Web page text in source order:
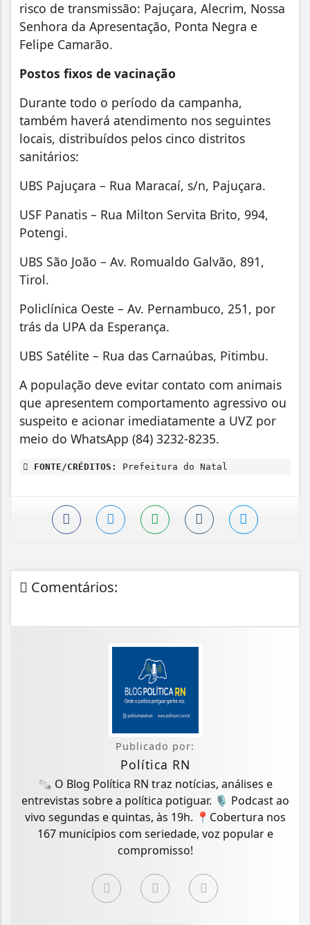
risco de transmissão: Pajuçara, Alecrim, Nossa
Senhora da Apresentação, Ponta Negra e
Felipe Camarão.
Postos fixos de vacinação
Durante todo o período da campanha,
também haverá atendimento nos seguintes
locais, distribuídos pelos cinco distritos
sanitários:
UBS Pajuçara – Rua Maracaí, s/n, Pajuçara.
USF Panatis – Rua Milton Servita Brito, 994,
Potengi.
UBS São João – Av. Romualdo Galvão, 891,
Tirol.
Policlínica Oeste – Av. Pernambuco, 251, por
trás da UPA da Esperança.
UBS Satélite – Rua das Carnaúbas, Pitimbu.
A população deve evitar contato com animais
que apresentem comportamento agressivo ou
suspeito e acionar imediatamente a UVZ por
meio do WhatsApp (84) 3232-8235.
FONTE/CRÉDITOS: Prefeitura do Natal
Comentários:
Publicado por:
Política RN
🗞️ O Blog Política RN traz notícias, análises e
entrevistas sobre a política potiguar. 🎙️ Podcast ao
vivo segundas e quintas, às 19h. 📍Cobertura nos
167 municípios com seriedade, voz popular e
compromisso!